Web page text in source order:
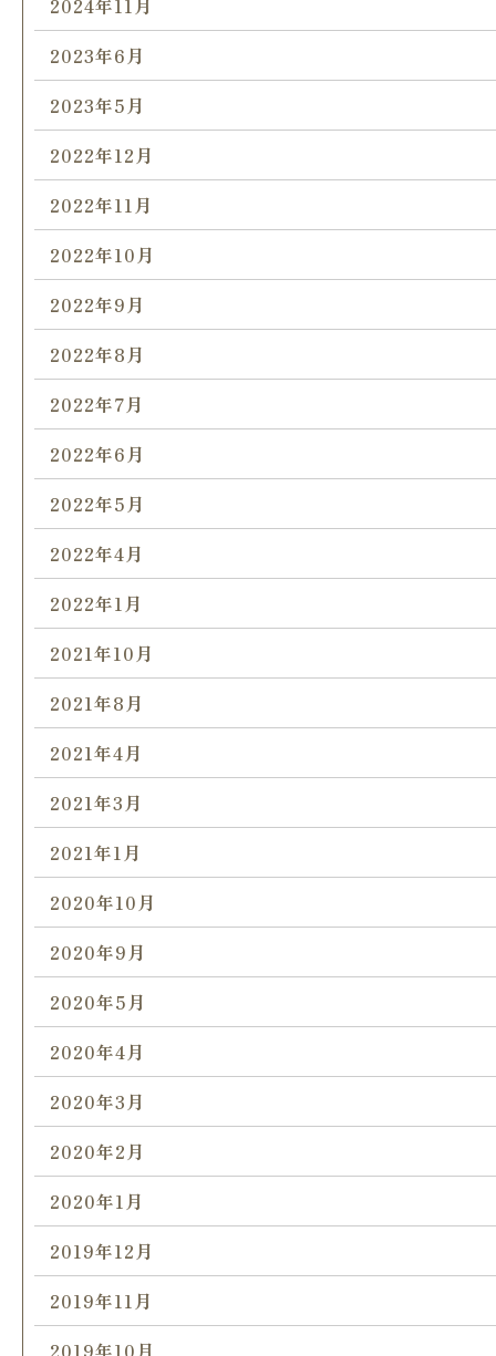
2024年11月
2023年6月
2023年5月
2022年12月
2022年11月
2022年10月
2022年9月
2022年8月
2022年7月
2022年6月
2022年5月
2022年4月
2022年1月
2021年10月
2021年8月
2021年4月
2021年3月
2021年1月
2020年10月
2020年9月
2020年5月
2020年4月
2020年3月
2020年2月
2020年1月
2019年12月
2019年11月
2019年10月